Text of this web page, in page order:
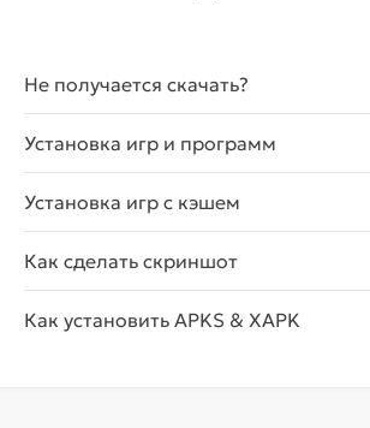
Не получается скачать?
Установка игр и программ
Установка игр с кэшем
Как сделать скриншот
Как установить APKS & XAPK